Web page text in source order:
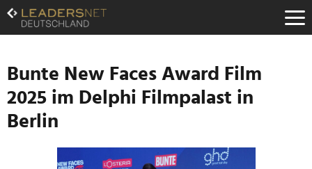
Zum
Inhalt
Zur
Navigation
Zur
Hauptnavigation
Bunte New Faces Award Film
2025 im Delphi Filmpalast in
Berlin